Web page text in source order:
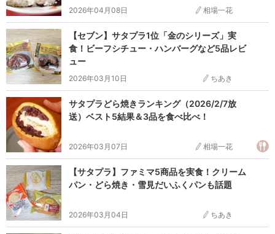
2026年04月08日 相場一花
【セブン】サタプラ1位「金のシリーズ」実
食！ビーフシチュー・ハンバーグなど5品レビ
ュー
2026年03月10日 ちあき
サタプラどら焼きランキング（2026/2/7放
送）ベスト5結果＆3品を食べ比べ！
2026年03月07日 相場一花
【サタプラ】ファミマ5商品を実食！クリーム
パン・どら焼き・雪見だいふくパンも話題
2026年03月04日 ちあき